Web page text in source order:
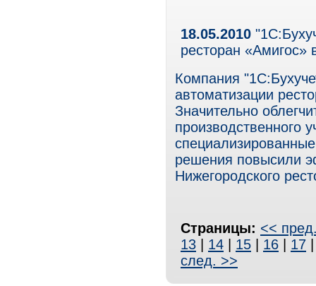
18.05.2010
ресторан
Компания
автоматизации
Значительно
производственного
решения повысили
Нижегородского
Страницы: <<
13
14 15 16 17
след. >>